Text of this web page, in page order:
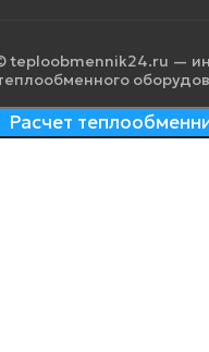
teploobmennik24.ru —
Расчет